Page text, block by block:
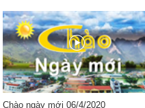
Chào ngày mới 06/4/2020